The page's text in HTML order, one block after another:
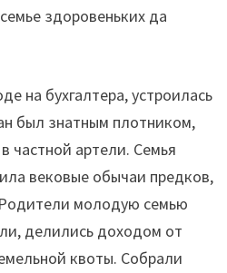
здоровеньких да
на бухгалтера, устроилась
был знатным плотником,
частной артели. Семья
вековые обычаи предков,
молодую семью
делились доходом от
квоты. Собрали